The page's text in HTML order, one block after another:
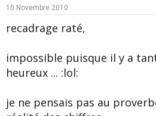
10 Novembre 2010
recadrage raté,
impossible puisque il y a
heureux ... :lol:
je ne pensais pas au